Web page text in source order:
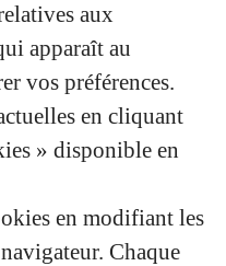
aux
apparaît au
vos préférences.
en cliquant
» disponible en
en modifiant les
Chaque